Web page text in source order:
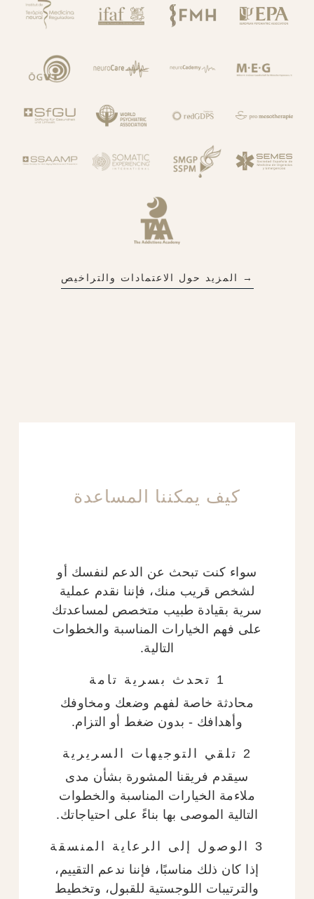
→ المزيد حول الاعتمادات والتراخيص
كيف يمكننا المساعدة
سواء كنت تبحث عن الدعم لنفسك أو
لشخص قريب منك، فإننا نقدم عملية
سرية بقيادة طبيب متخصص لمساعدتك
على فهم الخيارات المناسبة والخطوات
التالية.
1 تحدث بسرية تامة
محادثة خاصة لفهم وضعك ومخاوفك
وأهدافك - بدون ضغط أو التزام.
2 تلقي التوجيهات السريرية
سيقدم فريقنا المشورة بشأن مدى
ملاءمة الخيارات المناسبة والخطوات
التالية الموصى بها بناءً على احتياجاتك.
3 الوصول إلى الرعاية المنسقة
إذا كان ذلك مناسبًا، فإننا ندعم التقييم،
والترتيبات اللوجستية للقبول، وتخطيط